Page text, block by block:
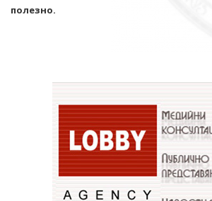
полезно.